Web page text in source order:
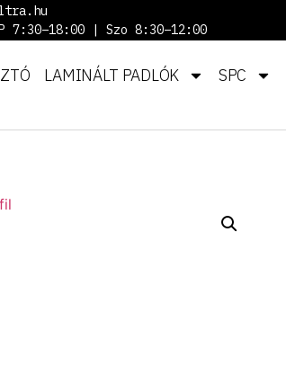
7:30–18:00 | Szo 8:30–12:00
LAMINÁLT PADLÓK SPC